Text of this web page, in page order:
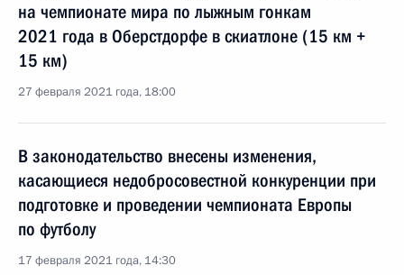
на чемпионате мира по лыжным гонкам
2021 года в Оберстдорфе в скиатлоне (15 км +
15 км)
27 февраля 2021 года, 18:00
В законодательство внесены изменения,
касающиеся недобросовестной конкуренции при
подготовке и проведении чемпионата Европы
по футболу
17 февраля 2021 года, 14:30